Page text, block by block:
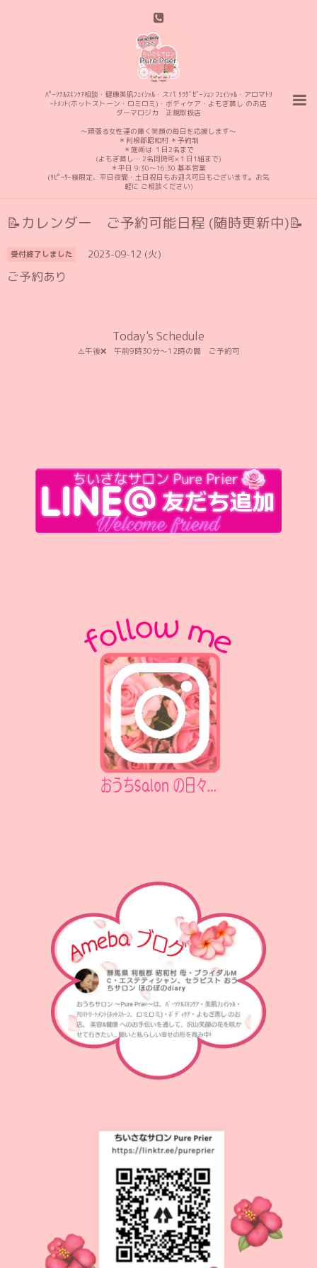
ﾊﾟｰｿﾅﾙｽｷﾝｹｱ相談・健康美肌ﾌｪｲｼｬﾙ・スパ ﾘﾗｸﾞｾﾞｰｼｮﾝ ﾌｪｲｼｬﾙ・アロマﾄﾘ
ｰﾄﾒﾝﾄ(ホットストーン・ロミロミ)・ボディケア・よもぎ蒸し のお店
ダーマロジカ 正規取扱店
〜頑張る女性達の輝く笑顔の毎日を応援します〜
＊利根郡昭和村 ＊予約制
＊施術は １日2名まで
(よもぎ蒸し… 2名同時可×１日1組まで)
＊平日 9:30〜16:30 基本営業
(ﾘﾋﾟｰﾀｰ様限定、平日夜間・土日祝日もお迎え可日もございます。お気
軽に ご相談ください)
📝カレンダー ご予約可能日程 (随時更新中)📝
受付終了しました 2023-09-12 (火)
ご予約あり
Today's Schedule
⚠️午後❌️ 午前9時30分〜12時の間 ご予約可